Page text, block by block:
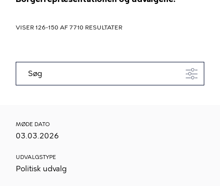
VISER 126-150 AF 7710 RESULTATER
Søg
MØDE DATO
03.03.2026
UDVALGSTYPE
Politisk udvalg